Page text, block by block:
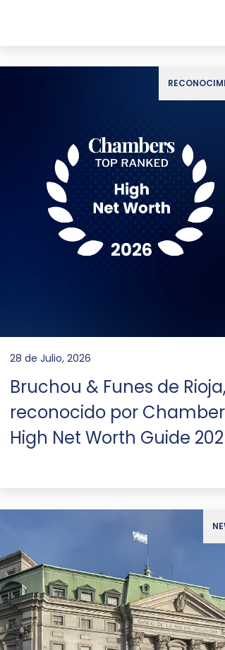
28 de Julio, 2026
Bruchou & Funes de Rioja,
reconocido por
High Net Worth Guide